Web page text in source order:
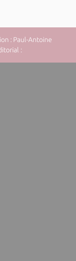
: Paul-Antoine
: